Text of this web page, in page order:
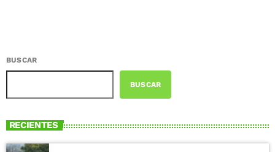
BUSCAR
BUSCAR
RECIENTES